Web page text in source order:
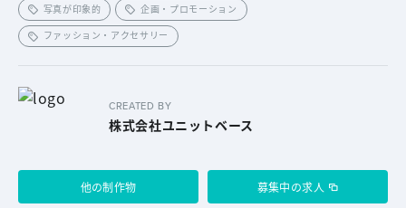
写真が印象的
企画・プロモーション
ファッション・アクセサリー
CREATED BY
株式会社ユニットベース
他の制作物 募集中の求人